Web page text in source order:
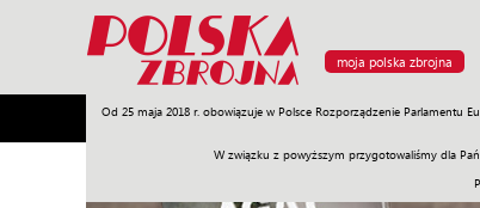
moja polska zbrojna
Od 25 maja 2018 r. obowiązuje w Polsce Rozporządzenie Parlamentu
W związku z powyższym przygotowaliśmy dla
Armia Poligon Sprzęt Misje Polityka